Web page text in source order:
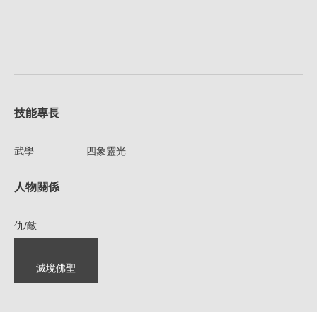
技能專長
武學 四象靈光
人物關係
仇/敵
滅境佛聖